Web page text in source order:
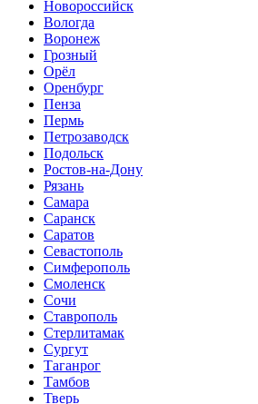
Новороссийск
Вологда
Воронеж
Грозный
Орёл
Оренбург
Пенза
Пермь
Петрозаводск
Подольск
Ростов-на-Дону
Рязань
Самара
Саранск
Саратов
Севастополь
Симферополь
Смоленск
Сочи
Ставрополь
Стерлитамак
Сургут
Таганрог
Тамбов
Тверь